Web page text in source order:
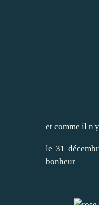
et comme il
le 31
bonheur